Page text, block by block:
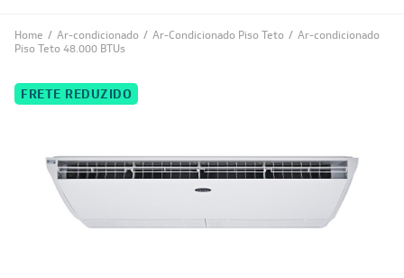
Home / Ar-condicionado / Ar-Condicionado Piso Teto / Ar-condicionado
Piso Teto 48.000 BTUs
FRETE REDUZIDO